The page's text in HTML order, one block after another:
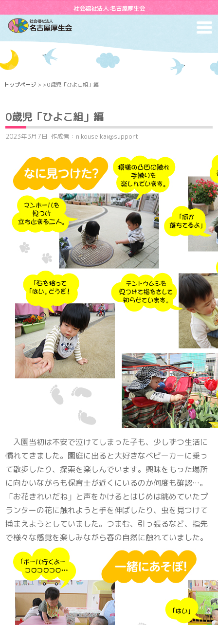
社会福祉法人 名古屋厚生会
トップページ > > 0歳児「ひよこ組」編
0歳児「ひよこ組」編
2023年3月7日 作成者：n.kouseikai@support
入園当初は不安で泣けてしまった子も、少しずつ生活に
慣れてきました。園庭に出ると大好きなベビーカーに乗っ
て散歩したり、探索を楽しんでいます。興味をもった場所
に向かいながらも保育士が近くにいるのか何度も確認…。
「お花きれいだね」と声をかけるとはじめは眺めていたプ
ランターの花に触れようと手を伸ばしたり、虫を見つけて
捕まえようと していました。つまむ、引っ張るなど、指先
で様々な感覚を楽しみながら春の自然に触れていました。